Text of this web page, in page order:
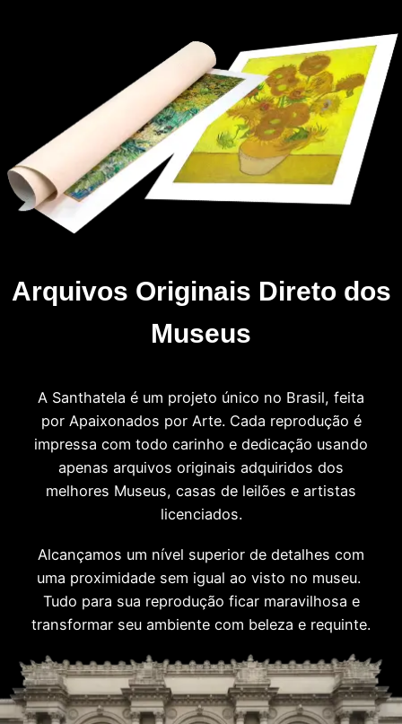
Arquivos Originais Direto dos
Museus
A Santhatela é um projeto único no Brasil, feita
por Apaixonados por Arte. Cada reprodução é
impressa com todo carinho e dedicação usando
apenas arquivos originais adquiridos dos
melhores Museus, casas de leilões e artistas
licenciados.
Alcançamos um nível superior de detalhes com
uma proximidade sem igual ao visto no museu.
Tudo para sua reprodução ficar maravilhosa e
transformar seu ambiente com beleza e requinte.